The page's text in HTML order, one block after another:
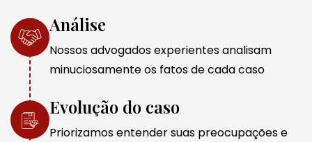
Análise
Nossos advogados experientes analisam
minuciosamente os fatos de cada caso
Evolução do caso
Priorizamos entender suas preocupações e